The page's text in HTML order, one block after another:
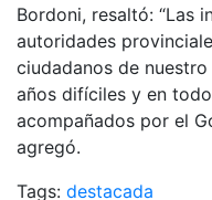
Bordoni, resaltó: “Las
autoridades
ciudadanos de nuestro
años difíciles y en
acompañados por el
agregó.
Tags: destacada